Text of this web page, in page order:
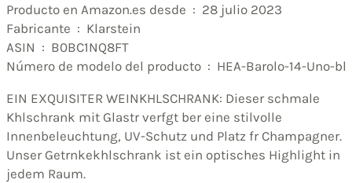
Producto en Amazon.es desde ‏ : ‎ 28 julio 2023
Fabricante ‏ : ‎ Klarstein
ASIN ‏ : ‎ B0BC1NQ8FT
Número de modelo del producto ‏ : ‎ HEA-Barolo-14-Uno-bl
EIN EXQUISITER WEINKHLSCHRANK: Dieser schmale
Khlschrank mit Glastr verfgt ber eine stilvolle
Innenbeleuchtung, UV-Schutz und Platz fr Champagner.
Unser Getrnkekhlschrank ist ein optisches Highlight in
jedem Raum.